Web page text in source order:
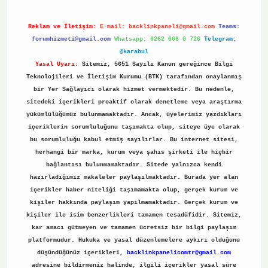
Reklam ve İletişim: E-mail: backlinkpaneli@gmail.com Teams:
forumhizmeti@gmail.com Whatsapp: 0262 606 0 726 Telegram:
@karabul
Yasal Uyarı:
Sitemiz, 5651 Sayılı Kanun gereğince Bilgi
Teknolojileri ve İletişim Kurumu (BTK) tarafından onaylanmış
bir Yer Sağlayıcı olarak hizmet vermektedir. Bu nedenle,
sitedeki içerikleri proaktif olarak denetleme veya araştırma
yükümlülüğümüz bulunmamaktadır. Ancak, üyelerimiz yazdıkları
içeriklerin sorumluluğunu taşımakta olup, siteye üye olarak
bu sorumluluğu kabul etmiş sayılırlar. Bu internet sitesi,
herhangi bir marka, kurum veya şahıs şirketi ile hiçbir
bağlantısı bulunmamaktadır. Sitede yalnızca kendi
hazırladığımız makaleler paylaşılmaktadır. Burada yer alan
içerikler haber niteliği taşımamakta olup, gerçek kurum ve
kişiler hakkında paylaşım yapılmamaktadır. Gerçek kurum ve
kişiler ile isim benzerlikleri tamamen tesadüfidir. Sitemiz,
kar amacı gütmeyen ve tamamen ücretsiz bir bilgi paylaşım
platformudur. Hukuka ve yasal düzenlemelere aykırı olduğunu
düşündüğünüz içerikleri,
backlinkpanelicomtr@gmail.com
adresine bildirmeniz halinde, ilgili içerikler yasal süre